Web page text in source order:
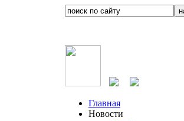
Главная
Новости